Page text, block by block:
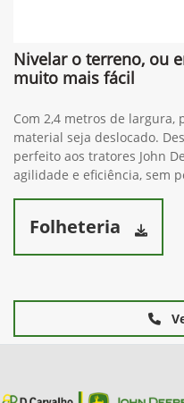
Nivelar o terreno, ou
muito mais fácil
Com 2,4 metros de
material seja deslocado.
perfeito aos tratores John
agilidade e eficiência, sem
Folheteria